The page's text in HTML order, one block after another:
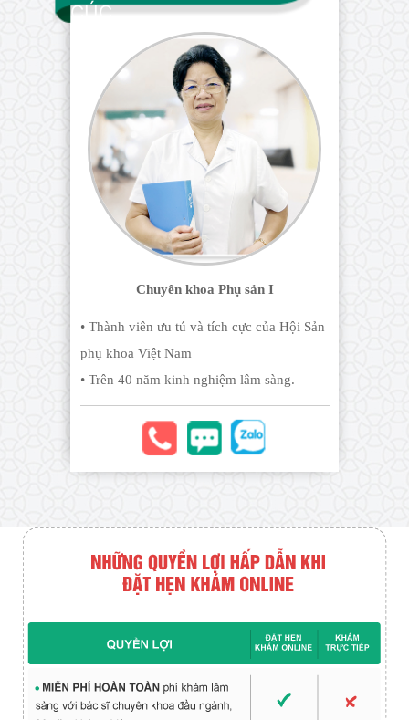
CÚC
Chuyên khoa Phụ sản I
• Thành viên ưu tú và tích cực của Hội Sản
phụ khoa Việt Nam
• Trên 40 năm kinh nghiệm lâm sàng.